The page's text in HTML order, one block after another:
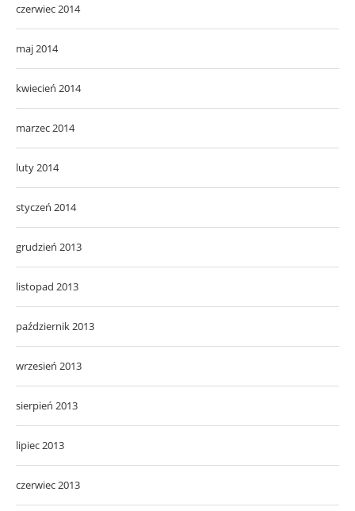
czerwiec 2014
maj 2014
kwiecień 2014
marzec 2014
luty 2014
styczeń 2014
grudzień 2013
listopad 2013
październik 2013
wrzesień 2013
sierpień 2013
lipiec 2013
czerwiec 2013